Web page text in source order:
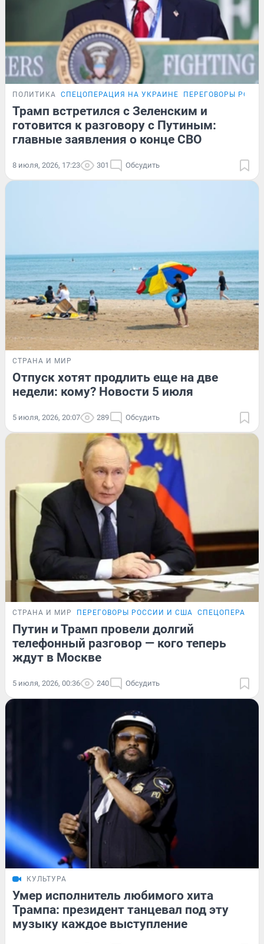
ПОЛИТИКА СПЕЦОПЕРАЦИЯ НА УКРАИНЕ ПЕРЕГОВОРЫ
Трамп встретился с Зеленским и
готовится к разговору с Путиным:
главные заявления о конце СВО
8 июля, 2026, 17:23 301 Обсудить
СТРАНА И МИР
Отпуск хотят продлить еще на две
недели: кому? Новости 5 июля
5 июля, 2026, 20:07 289 Обсудить
СТРАНА И МИР ПЕРЕГОВОРЫ РОССИИ И США
Путин и Трамп провели долгий
телефонный разговор — кого теперь
ждут в Москве
5 июля, 2026, 00:36 240 Обсудить
КУЛЬТУРА
Умер исполнитель любимого хита
Трампа: президент танцевал под эту
музыку каждое выступление